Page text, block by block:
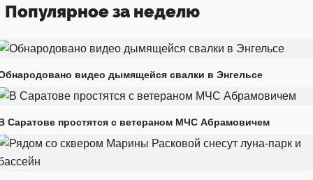
Популярное за неделю
видео дымящейся свалки в Энгельсе
Саратове простятся с ветераном МЧС Абрамовичем